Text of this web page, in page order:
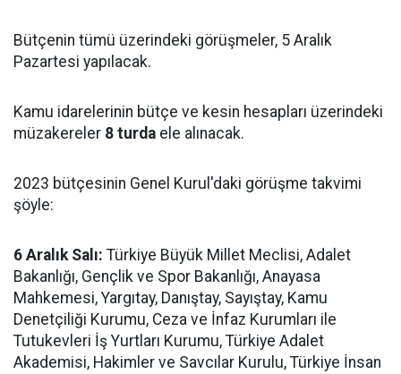
Bütçenin tümü üzerindeki görüşmeler, 5 Aralık
Pazartesi yapılacak.
Kamu idarelerinin bütçe ve kesin hesapları üzerindeki
müzakereler 8 turda ele alınacak.
2023 bütçesinin Genel Kurul'daki görüşme takvimi
şöyle:
6 Aralık Salı: Türkiye Büyük Millet Meclisi, Adalet
Bakanlığı, Gençlik ve Spor Bakanlığı, Anayasa
Mahkemesi, Yargıtay, Danıştay, Sayıştay, Kamu
Denetçiliği Kurumu, Ceza ve İnfaz Kurumları ile
Tutukevleri İş Yurtları Kurumu, Türkiye Adalet
Akademisi, Hakimler ve Savcılar Kurulu, Türkiye İnsan